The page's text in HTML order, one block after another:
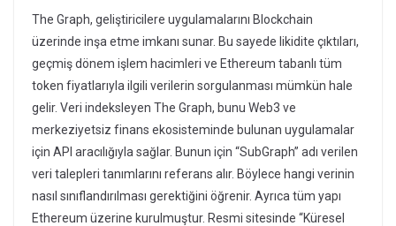
The Graph, geliştiricilere uygulamalarını Blockchain
üzerinde inşa etme imkanı sunar. Bu sayede likidite çıktıları,
geçmiş dönem işlem hacimleri ve Ethereum tabanlı tüm
token fiyatlarıyla ilgili verilerin sorgulanması mümkün hale
gelir. Veri indeksleyen The Graph, bunu Web3 ve
merkeziyetsiz finans ekosisteminde bulunan uygulamalar
için API aracılığıyla sağlar. Bunun için “SubGraph” adı verilen
veri talepleri tanımlarını referans alır. Böylece hangi verinin
nasıl sınıflandırılması gerektiğini öğrenir. Ayrıca tüm yapı
Ethereum üzerine kurulmuştur. Resmi sitesinde “Küresel